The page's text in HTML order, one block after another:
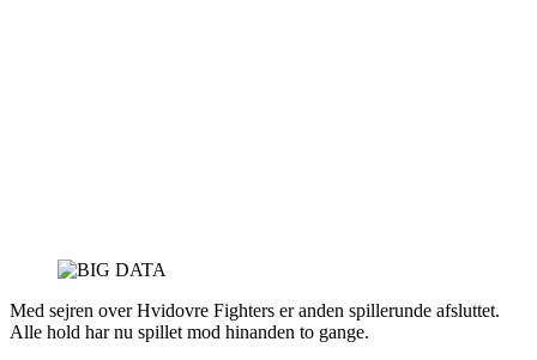
Med sejren over Hvidovre Fighters er anden spillerunde afsluttet.
Alle hold har nu spillet mod hinanden to gange.